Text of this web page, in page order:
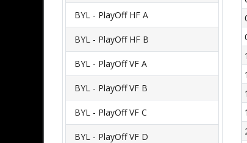
BYL - PlayOff HF A
BYL - PlayOff HF B
BYL - PlayOff VF A
BYL - PlayOff VF B
BYL - PlayOff VF C
BYL - PlayOff VF D